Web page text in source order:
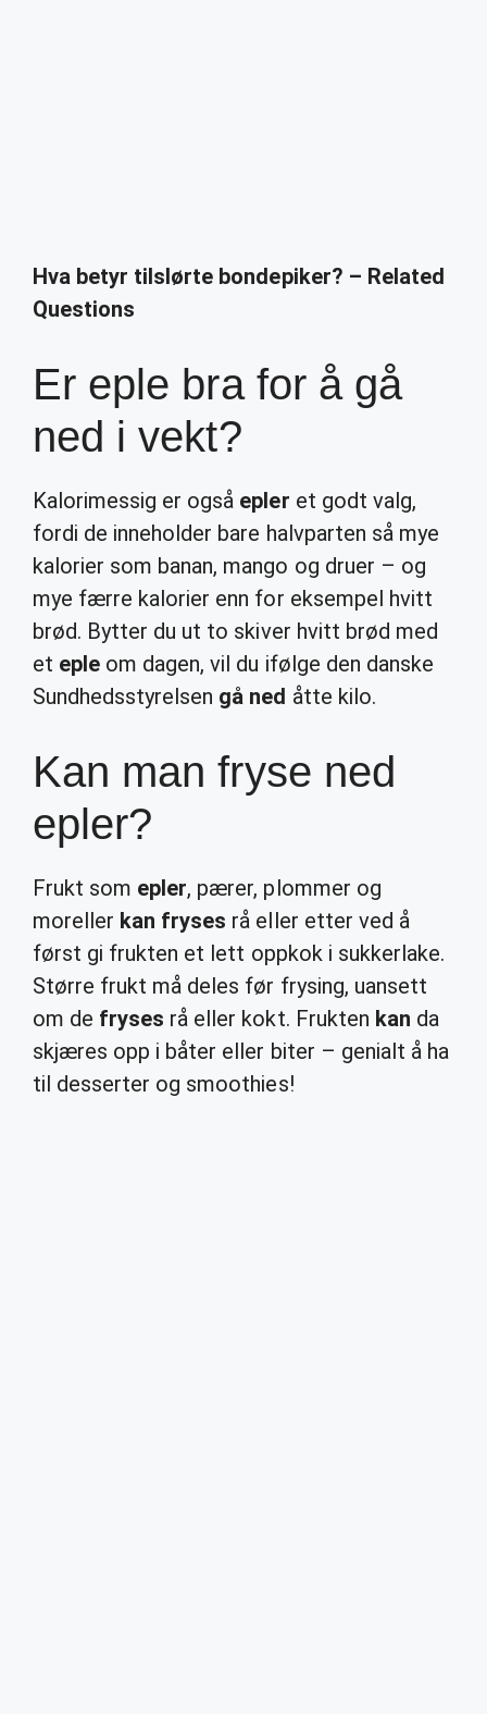
Hva betyr tilslørte bondepiker? – Related
Questions
Er eple bra for å gå
ned i vekt?
Kalorimessig er også epler et godt valg,
fordi de inneholder bare halvparten så mye
kalorier som banan, mango og druer – og
mye færre kalorier enn for eksempel hvitt
brød. Bytter du ut to skiver hvitt brød med
et eple om dagen, vil du ifølge den danske
Sundhedsstyrelsen gå ned åtte kilo.
Kan man fryse ned
epler?
Frukt som epler, pærer, plommer og
moreller kan fryses rå eller etter ved å
først gi frukten et lett oppkok i sukkerlake.
Større frukt må deles før frysing, uansett
om de fryses rå eller kokt. Frukten kan da
skjæres opp i båter eller biter – genialt å ha
til desserter og smoothies!